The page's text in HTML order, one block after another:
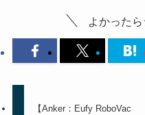
よかった
【Anker：Eufy RoboVac